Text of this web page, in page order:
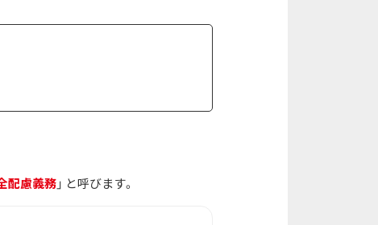
配慮義務」 と呼びます。